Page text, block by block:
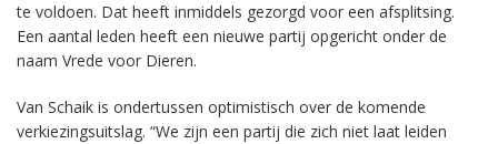
te voldoen. Dat heeft inmiddels gezorgd voor een afsplitsing.
Een aantal leden heeft een nieuwe partij opgericht onder de
naam Vrede voor Dieren.
Van Schaik is ondertussen optimistisch over de komende
verkiezingsuitslag. “We zijn een partij die zich niet laat leiden